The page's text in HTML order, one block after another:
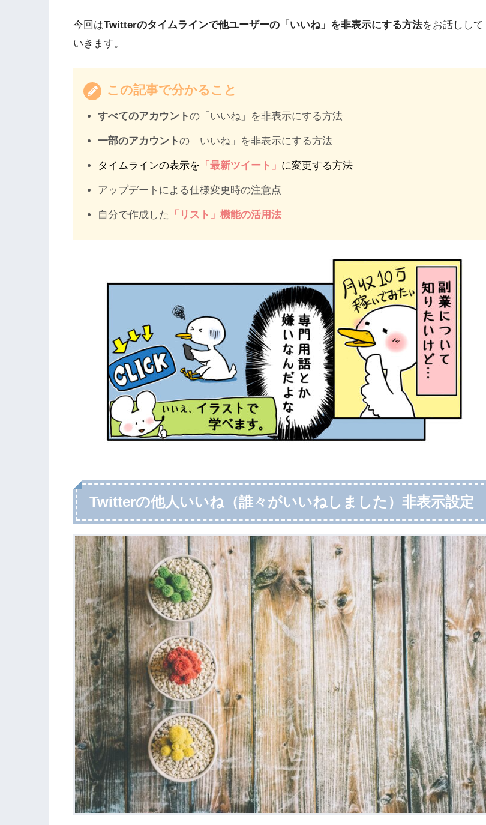
今回はTwitterのタイムラインで他ユーザーの「いいね」を非表示にする方法をお話しして
いきます。
この記事で分かること
すべてのアカウントの「いいね」を非表示にする方法
一部のアカウントの「いいね」を非表示にする方法
タイムラインの表示を 「最新ツイート」 に変更する方法
アップデートによる仕様変更時の注意点
自分で作成した 「リスト」機能の活用法
Twitterの他人いいね（誰々がいいねしました）非表示設定